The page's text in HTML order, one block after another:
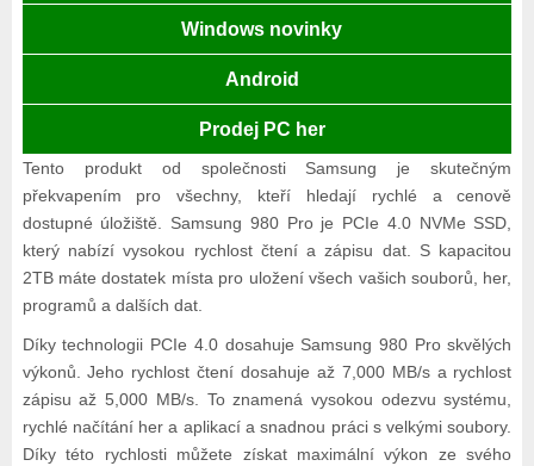
Windows novinky
Android
Prodej PC her
Tento produkt od společnosti Samsung je skutečným
překvapením pro všechny, kteří hledají rychlé a cenově
dostupné úložiště. Samsung 980 Pro je PCIe 4.0 NVMe SSD,
který nabízí vysokou rychlost čtení a zápisu dat. S kapacitou
2TB máte dostatek místa pro uložení všech vašich souborů, her,
programů a dalších dat.
Díky technologii PCIe 4.0 dosahuje Samsung 980 Pro skvělých
výkonů. Jeho rychlost čtení dosahuje až 7,000 MB/s a rychlost
zápisu až 5,000 MB/s. To znamená vysokou odezvu systému,
rychlé načítání her a aplikací a snadnou práci s velkými soubory.
Díky této rychlosti můžete získat maximální výkon ze svého